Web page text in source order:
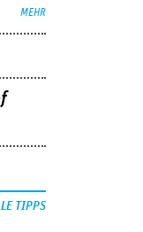
MEHR
TIPPS